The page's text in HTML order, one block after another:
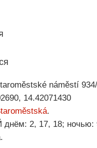
náměstí
14.42071430
.
2, 17, 18; ночью: